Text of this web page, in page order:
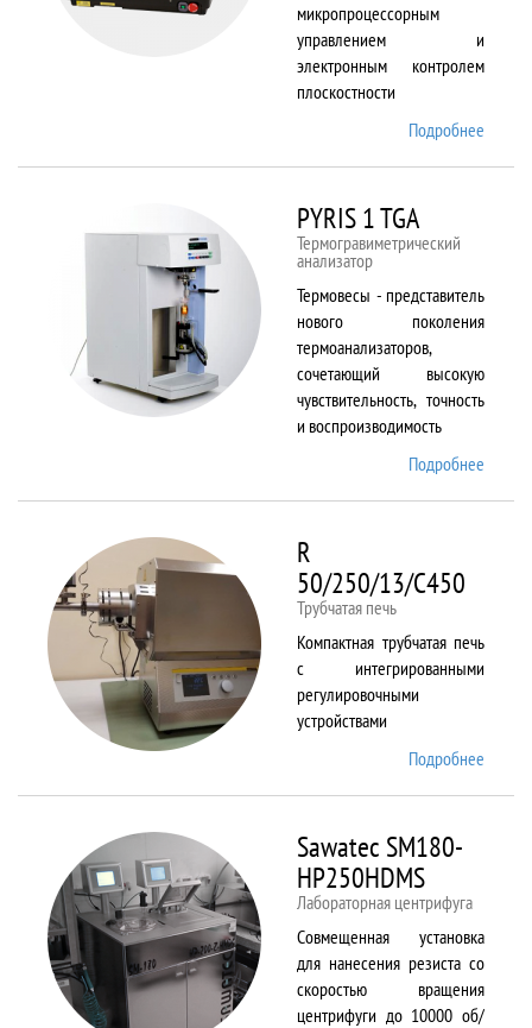
микропроцессорным
управлением и
электронным контролем
плоскостности
Подробнее
PYRIS 1 TGA
Термогравиметрический
анализатор
Термовесы - представитель
нового поколения
термоанализаторов,
сочетающий высокую
чувствительность, точность
и воспроизводимость
Подробнее
R
50/250/13/C450
Трубчатая печь
Компактная трубчатая печь
с интегрированными
регулировочными
устройствами
Подробнее
Sawatec SM180-
HP250HDMS
Лабораторная центрифуга
Совмещенная установка
для нанесения резиста со
скоростью вращения
центрифуги до 10000 об/